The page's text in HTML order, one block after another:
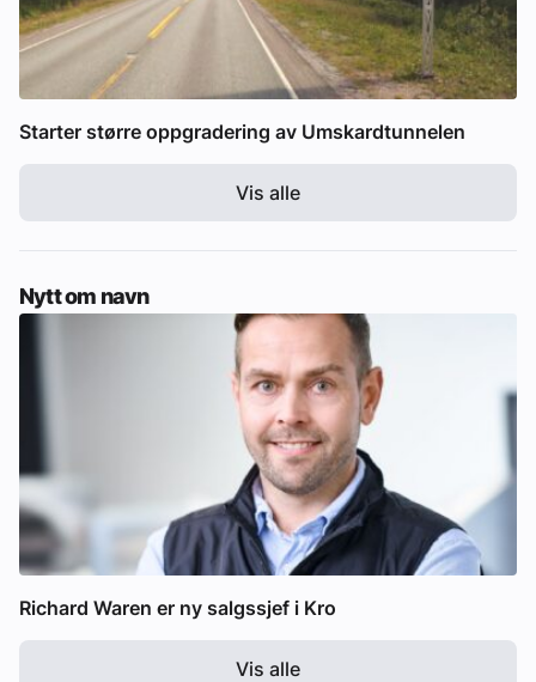
Starter større oppgradering av Umskardtunnelen
Vis alle
Nytt om navn
Richard Waren er ny salgssjef i Kro
Vis alle